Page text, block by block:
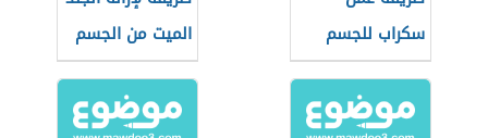
سكراب للجسم
بالقهوة
الميت من الجسم